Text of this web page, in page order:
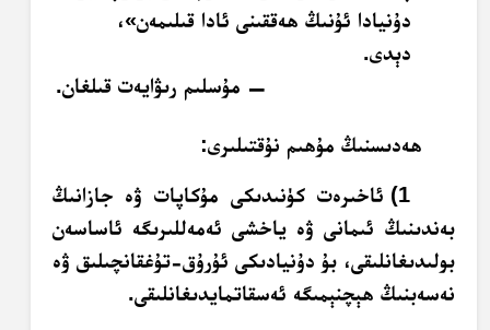
دۇنيادا ئۇنىڭ ھەققىنى ئادا قىلىمەن»،
دېدى.
— مۇسلىم رىۋايەت قىلغان.
ھەدىسنىڭ مۇھىم نۇقتىلىرى:
1) ئاخىرەت كۈنىدىكى مۇكاپات ۋە جازانىڭ
بەندىنىڭ ئىمانى ۋە ياخشى ئەمەللىرىگە ئاساسەن
بولىدىغانلىقى، بۇ دۇنيادىكى ئۇرۇق-تۇغقانچىلىق ۋە
نەسەبنىڭ ھېچنېمىگە ئەسقاتمايدىغانلىقى.